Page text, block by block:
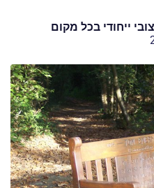
ייחודי בכל מקום